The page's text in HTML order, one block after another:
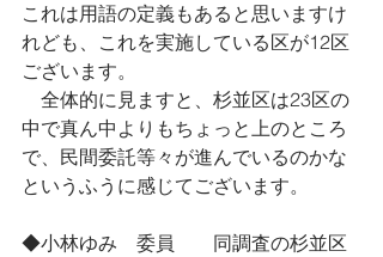
これは用語の定義もあると思いますけ
れども、これを実施している区が12区
ございます。
全体的に見ますと、杉並区は23区の
中で真ん中よりもちょっと上のところ
で、民間委託等々が進んでいるのかな
というふうに感じてございます。
◆小林ゆみ　委員　　同調査の杉並区